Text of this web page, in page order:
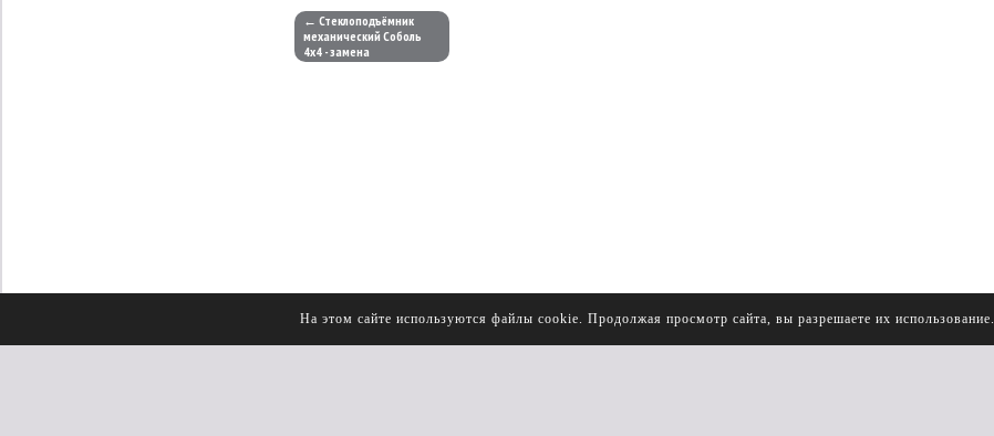
← Стеклоподъёмник
механический Соболь
4х4 - замена
На этом сайте используются файлы cookie. Продолжая просмотр сайта, вы разрешаете их использование.